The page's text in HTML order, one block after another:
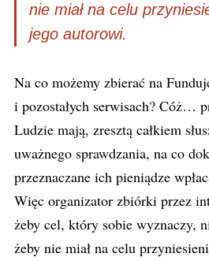
nie miał na celu
jego autorowi.
Na co możemy zbierać na
i pozostałych serwisach? Cóż…
Ludzie mają, zresztą całkiem
uważnego sprawdzania, na co
przeznaczane ich pieniądze
Więc organizator zbiórki przez
żeby cel, który sobie wyznaczy,
żeby nie miał na celu